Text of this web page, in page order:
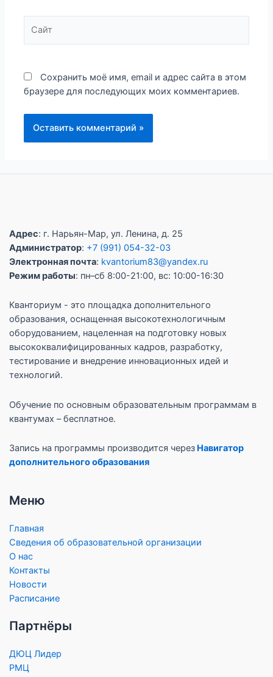
Сохранить моё имя, email и адрес сайта в этом
браузере для последующих моих комментариев.
Адрес: г. Нарьян-Мар, ул. Ленина, д. 25
Администратор: +7 (991) 054-32-03
Электронная почта: kvantorium83@yandex.ru
Режим работы: пн–сб 8:00-21:00, вс: 10:00-16:30
Кванториум - это площадка дополнительного
образования, оснащенная высокотехнологичным
оборудованием, нацеленная на подготовку новых
высококвалифицированных кадров, разработку,
тестирование и внедрение инновационных идей и
технологий.
Обучение по основным образовательным программам в
квантумах – бесплатное.
Запись на программы производится через Навигатор
дополнительного образования
Меню
Главная
Сведения об образовательной организации
О нас
Контакты
Новости
Расписание
Партнёры
ДЮЦ Лидер
РМЦ